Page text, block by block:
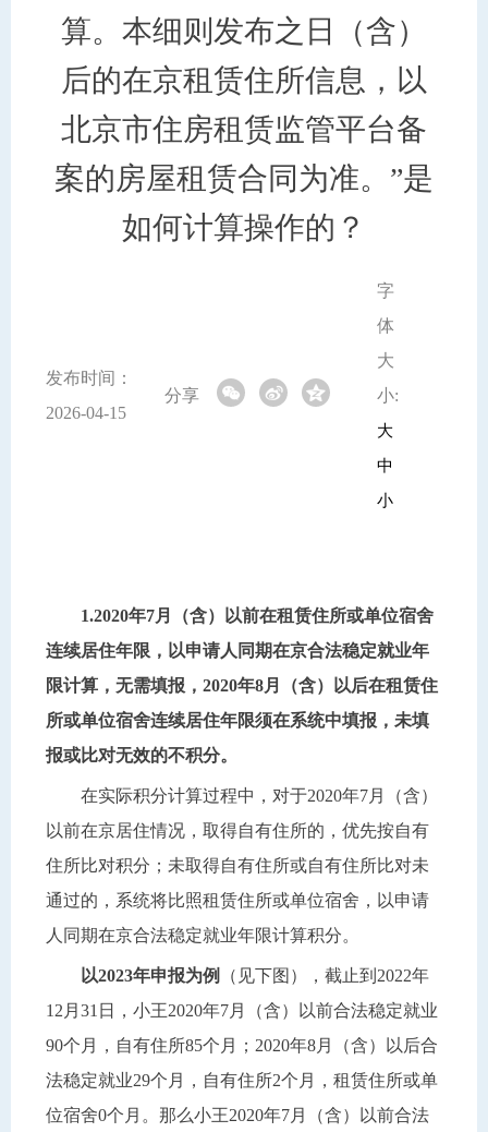
算。本细则发布之日（含）
后的在京租赁住所信息，以
北京市住房租赁监管平台备
案的房屋租赁合同为准。”是
如何计算操作的？
发布时间：
2026-04-15
分享
字
体
大
小:
大
中
小
1.2020年7月（含）以前在租赁住所或单位宿舍
连续居住年限，以申请人同期在京合法稳定就业年
限计算，无需填报，2020年8月（含）以后在租赁住
所或单位宿舍连续居住年限须在系统中填报，未填
报或比对无效的不积分。
在实际积分计算过程中，对于2020年7月（含）
以前在京居住情况，取得自有住所的，优先按自有
住所比对积分；未取得自有住所或自有住所比对未
通过的，系统将比照租赁住所或单位宿舍，以申请
人同期在京合法稳定就业年限计算积分。
以2023年申报为例
（见下图），截止到2022年
12月31日，小王2020年7月（含）以前合法稳定就业
90个月，自有住所85个月；2020年8月（含）以后合
法稳定就业29个月，自有住所2个月，租赁住所或单
位宿舍0个月。那么小王2020年7月（含）以前合法